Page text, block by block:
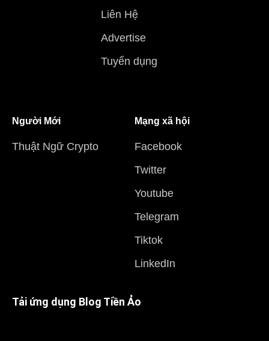
Liên Hệ
Advertise
Tuyển dụng
Người Mới
Thuật Ngữ Crypto
Mạng xã hội
Facebook
Twitter
Youtube
Telegram
Tiktok
LinkedIn
Tải ứng dụng Blog Tiền Ảo